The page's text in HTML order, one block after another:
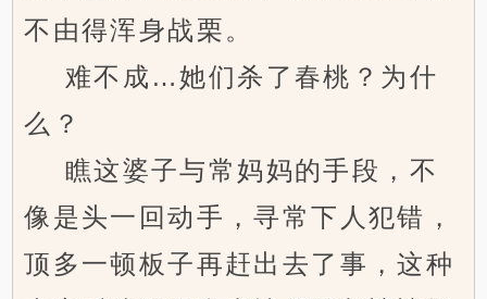
不由得浑身战栗。
难不成…她们杀了春桃？为什
么？
瞧这婆子与常妈妈的手段，不
像是头一回动手，寻常下人犯错，
顶多一顿板子再赶出去了事，这种